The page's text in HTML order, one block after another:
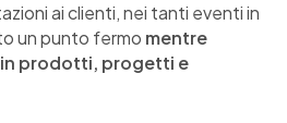
ai clienti, nei tanti eventi in
un punto fermo mentre
prodotti, progetti e